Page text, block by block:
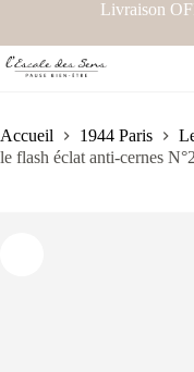
Livraison
Accueil 1944 Paris
le flash éclat anti-cernes